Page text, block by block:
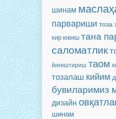
шинам
парвариши тоза
кир ювиш тана
саломатлик
йиғиштириш таом
тозалаш кийим
бувиларимиз
дизайн
шинам